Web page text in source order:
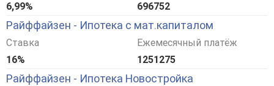
6,99%
696752
Райффайзен - Ипотека с мат.капиталом
Ставка
16%
Ежемесячный платёж
1251275
Райффайзен - Ипотека Новостройка